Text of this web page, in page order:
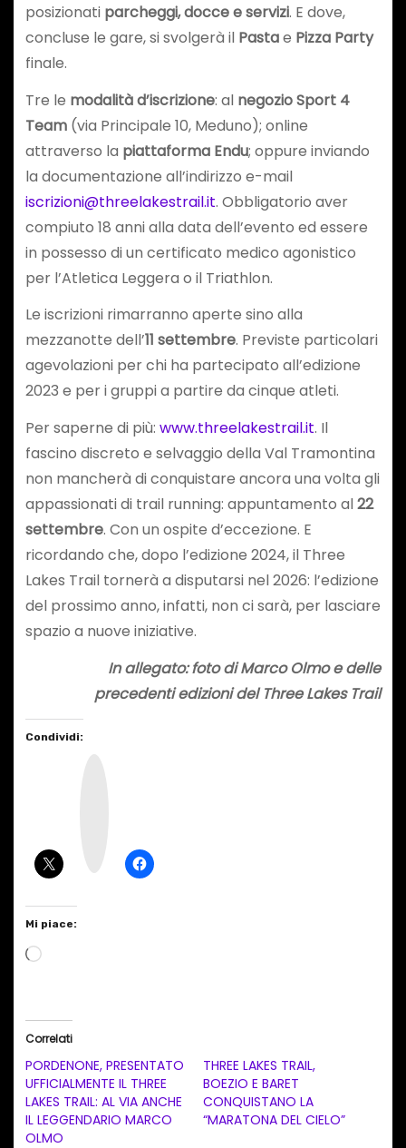
posizionati parcheggi, docce e servizi. E dove,
concluse le gare, si svolgerà il Pastae Pizza Party
finale.
Tre le modalità d’iscrizione: al negozio Sport 4
Team(via Principale 10, Meduno); online
attraverso la piattaforma Endu; oppure inviando
la documentazione all’indirizzo e-mail
iscrizioni@threelakestrail.it. Obbligatorio aver
compiuto 18 anni alla data dell’evento ed essere
in possesso di un certificato medico agonistico
per l’Atletica Leggera o il Triathlon.
Le iscrizioni rimarranno aperte sino alla
mezzanotte dell’11 settembre. Previste particolari
agevolazioni per chi ha partecipato all’edizione
2023 e per i gruppi a partire da cinque atleti.
Per saperne di più: www.threelakestrail.it. Il
fascino discreto e selvaggio della Val Tramontina
non mancherà di conquistare ancora una volta gli
appassionati di trail running: appuntamento al22
settembre. Con un ospite d’eccezione. E
ricordando che, dopo l’edizione 2024, il Three
Lakes Trail tornerà a disputarsi nel 2026: l’edizione
del prossimo anno, infatti, non ci sarà, per lasciare
spazio a nuove iniziative.
In allegato: foto di Marco Olmo e delle
precedenti edizioni delThree Lakes Trail
Condividi:
Mi piace:
C
a
m
e
Correlati
PORDENONE, PRESENTATO
UFFICIALMENTE IL THREE
LAKES TRAIL: AL VIA ANCHE
IL LEGGENDARIO MARCO
OLMO
THREE LAKES TRAIL,
BOEZIO E BARET
CONQUISTANO LA
“MARATONA DEL CIELO”